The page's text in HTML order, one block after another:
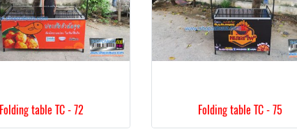
Folding table TC - 72 Folding table TC - 75